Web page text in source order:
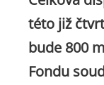
této již
bude 800
Fondu